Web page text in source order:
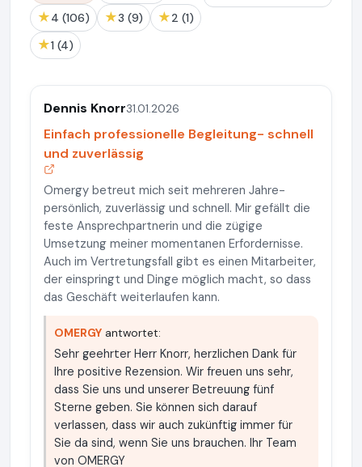
★ 4 (106) ★ 3 (9) ★ 2 (1)
★ 1 (4)
Dennis Knorr31.01.2026
Einfach professionelle Begleitung- schnell
und zuverlässig
Omergy betreut mich seit mehreren Jahre-
persönlich, zuverlässig und schnell. Mir gefällt die
feste Ansprechpartnerin und die zügige
Umsetzung meiner momentanen Erfordernisse.
Auch im Vertretungsfall gibt es einen Mitarbeiter,
der einspringt und Dinge möglich macht, so dass
das Geschäft weiterlaufen kann.
OMERGY antwortet:
Sehr geehrter Herr Knorr, herzlichen Dank für
Ihre positive Rezension. Wir freuen uns sehr,
dass Sie uns und unserer Betreuung fünf
Sterne geben. Sie können sich darauf
verlassen, dass wir auch zukünftig immer für
Sie da sind, wenn Sie uns brauchen. Ihr Team
von OMERGY